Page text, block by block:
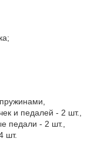
и педалей - 2 шт.,
педали - 2 шт.,
шт.